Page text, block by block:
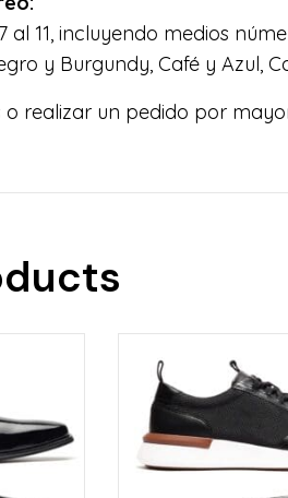
al 11, incluyendo medios
y Burgundy, Café y Azul,
o realizar un pedido por